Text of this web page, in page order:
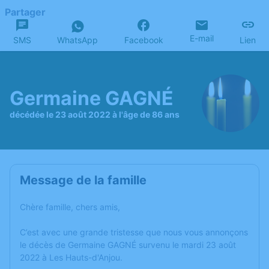
Partager
SMS WhatsApp Facebook E-mail Lien
Germaine GAGNÉ
décédée le 23 août 2022 à l'âge de 86 ans
Message de la famille
Chère famille, chers amis,
C’est avec une grande tristesse que nous vous annonçons
le décès de Germaine GAGNÉ survenu le mardi 23 août
2022 à Les Hauts-d'Anjou.